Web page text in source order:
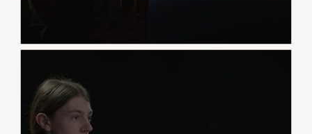
Lectures de nouvelles (collaboration